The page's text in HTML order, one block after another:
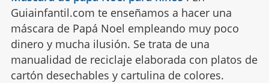
Guiainfantil.com te enseñamos a hacer una
máscara de Papá Noel empleando muy poco
dinero y mucha ilusión. Se trata de una
manualidad de reciclaje elaborada con platos de
cartón desechables y cartulina de colores.